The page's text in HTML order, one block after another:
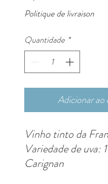
Politique de livraison
Quantidade *
Adicionar ao
Vinho tinto da
Variedade de uva:
Carignan ​